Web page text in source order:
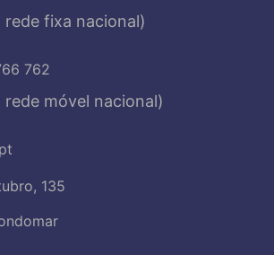
rede fixa nacional)
762
rede móvel nacional)
135